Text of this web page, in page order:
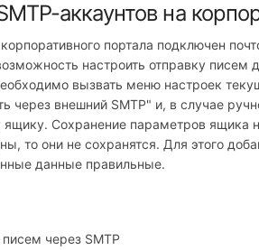
аккаунтов на
портала подключен
настроить отправку писем
вызвать меню настроек
через внешний SMTP" и, в случае
ящику. Сохранение параметров ящика
то они не сохранятся. Для этого
данные правильные.
через SMTP